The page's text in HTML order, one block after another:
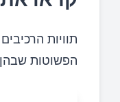
תוויות
הפשוטות